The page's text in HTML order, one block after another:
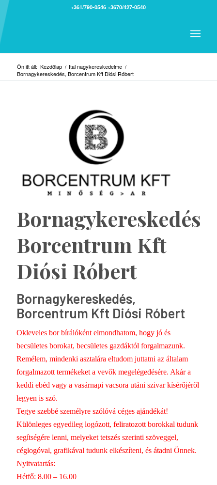
+361/790-0546 +3670/427-0540
Ön itt áll: Kezdőlap / Ital nagykereskedelme /
Bornagykereskedés, Borcentrum Kft Diósi Róbert
Bornagykereskedés,
Borcentrum Kft
Diósi Róbert
Bornagykereskedés,
Borcentrum Kft Diósi Róbert
Okleveles bor bírálóként elmondhatom, hogy jó és
becsületes borokat, becsületes gazdáktól forgalmazunk.
Remélem, mindenki asztalára eltudom juttatni az általam
forgalmazott termékeket a vevők megelégedésére. Akár a
keddi ebéd vagy a vasárnapi vacsora utáni szivar kísérőjéről
legyen is szó.
Tegye szebbé személyre szólóvá céges ajándékát!
Különleges egyedileg logózott, feliratozott borokkal tudunk
segítségére lenni, melyeket tetszés szerinti szöveggel,
céglogóval, grafikával tudunk elkészíteni, és átadni Önnek.
Nyitvatartás:
Hétfő: 8.00 – 16.00